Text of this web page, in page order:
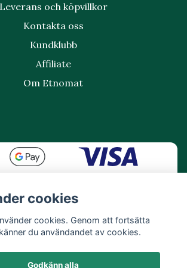
Leverans och köpvillkor
Kontakta oss
Kundklubb
Affiliate
Om Etnomat
cookies
cookies. Genom att fortsätta
du användandet av cookies.
Godkänn alla